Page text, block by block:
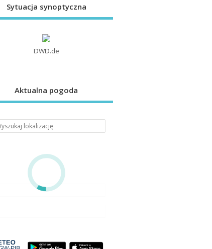
Sytuacja synoptyczna
DWD.de
Aktualna pogoda